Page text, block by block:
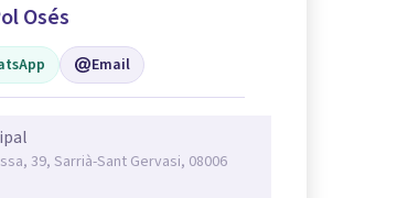
Osés
Email
39, Sarrià-Sant Gervasi, 08006